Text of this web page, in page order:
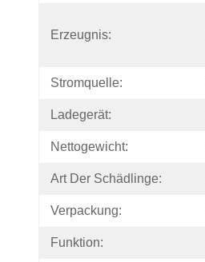
Erzeugnis:
Stromquelle:
Ladegerät:
Nettogewicht:
Art Der Schädlinge:
Verpackung:
Funktion: